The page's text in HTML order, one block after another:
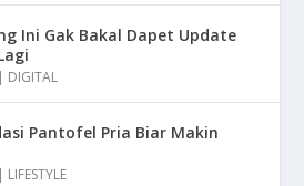
Ini Gak Bakal Dapet Update
| DIGITAL
Pantofel Pria Biar Makin
| LIFESTYLE